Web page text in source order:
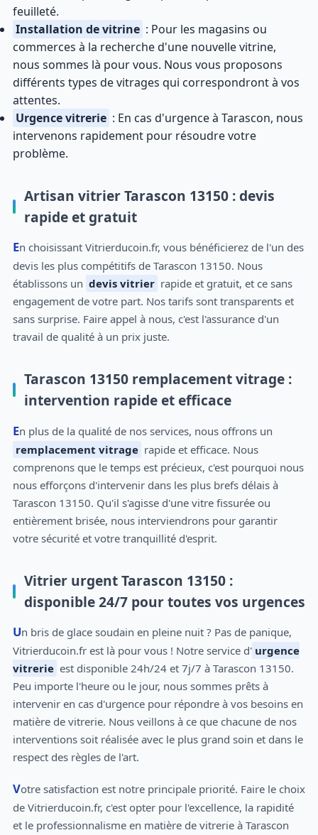
feuilleté.
Installation de vitrine : Pour les magasins ou
commerces à la recherche d'une nouvelle vitrine,
nous sommes là pour vous. Nous vous proposons
différents types de vitrages qui correspondront à vos
attentes.
Urgence vitrerie : En cas d'urgence à Tarascon, nous
intervenons rapidement pour résoudre votre
problème.
Artisan vitrier Tarascon 13150 : devis
rapide et gratuit
En choisissant Vitrierducoin.fr, vous bénéficierez de l'un des
devis les plus compétitifs de Tarascon 13150. Nous
établissons un devis vitrier rapide et gratuit, et ce sans
engagement de votre part. Nos tarifs sont transparents et
sans surprise. Faire appel à nous, c'est l'assurance d'un
travail de qualité à un prix juste.
Tarascon 13150 remplacement vitrage :
intervention rapide et efficace
En plus de la qualité de nos services, nous offrons un
remplacement vitrage rapide et efficace. Nous
comprenons que le temps est précieux, c'est pourquoi nous
nous efforçons d'intervenir dans les plus brefs délais à
Tarascon 13150. Qu'il s'agisse d'une vitre fissurée ou
entièrement brisée, nous interviendrons pour garantir
votre sécurité et votre tranquillité d'esprit.
Vitrier urgent Tarascon 13150 :
disponible 24/7 pour toutes vos urgences
Un bris de glace soudain en pleine nuit ? Pas de panique,
Vitrierducoin.fr est là pour vous ! Notre service d' urgence
vitrerie est disponible 24h/24 et 7j/7 à Tarascon 13150.
Peu importe l'heure ou le jour, nous sommes prêts à
intervenir en cas d'urgence pour répondre à vos besoins en
matière de vitrerie. Nous veillons à ce que chacune de nos
interventions soit réalisée avec le plus grand soin et dans le
respect des règles de l'art.
Votre satisfaction est notre principale priorité. Faire le choix
de Vitrierducoin.fr, c'est opter pour l'excellence, la rapidité
et le professionnalisme en matière de vitrerie à Tarascon